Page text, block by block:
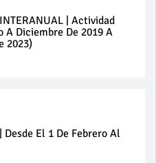
| Actividad
Diciembre De 2019 A
2023)
El 1 De Febrero Al